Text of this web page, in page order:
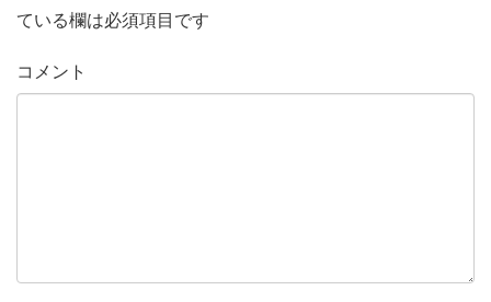
ている欄は必須項目です
コメント